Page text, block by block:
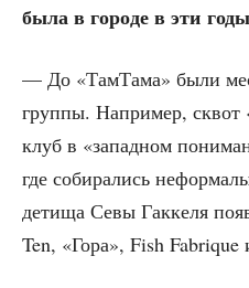
была в горо­де в эти
— До «Там­Та­ма» были
груп­пы. Напри­мер,
клуб в «запад­ном
где соби­ра­лись
дети­ща Севы Гак­ке­ля
Ten, «Гора», Fish Fabrique